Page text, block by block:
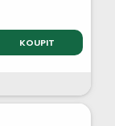
KOUPIT